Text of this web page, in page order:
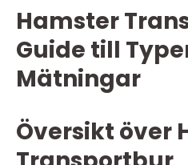
Hamster
Guide till
Mätningar
Översikt över